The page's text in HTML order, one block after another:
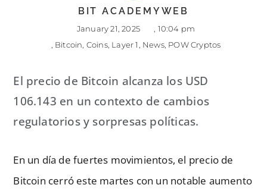
BIT ACADEMYWEB
January 21, 2025
10:04 pm
Bitcoin Coins, Layer 1 News, POW Cryptos
El precio de Bitcoin alcanza los USD
106.143 en un contexto de cambios
regulatorios y sorpresas políticas.
En un día de fuertes movimientos, el precio de
Bitcoin cerró este martes con un notable aumento